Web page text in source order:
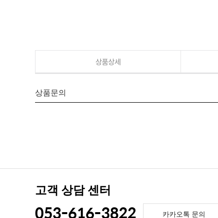
상품상세
상품문의
고객 상담 센터
053-616-3822 카카오톡 문의